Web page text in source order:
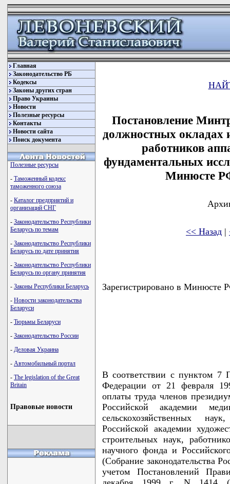
Главная
Законодательство РБ
Кодексы
Законы других стран
Право Украины
Новости
Полезные ресурсы
Контакты
Новости сайта
Поиск документа
Полезные ресурсы
- Таможенный кодекс
таможенного союза
- Каталог предприятий и
организаций СНГ
- Законодательство Республики
Беларусь по темам
- Законодательство Республики
Беларусь по дате принятия
- Законодательство Республики
Беларусь по органу принятия
- Законы Республики Беларусь
- Новости законодательства
Беларуси
- Тюрьмы Беларуси
- Законодательство России
- Деловая Украина
- Автомобильный портал
- The legislation of the Great
Britain
Правовые новости
Постановление
должностных окладах
работников
фундаментальных
Минюсте
<< Назад |
Зарегистрировано в Минюсте
В соответствии с пунктом 7
Федерации от 21 февраля
оплаты труда членов
Российской академии
сельскохозяйственных
Российской академии
строительных наук,
научного фонда и
(Собрание законодательства
учетом Постановлений